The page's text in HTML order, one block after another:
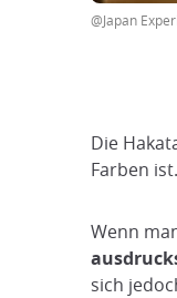
@Japan
Die
Farben
Wenn
sich